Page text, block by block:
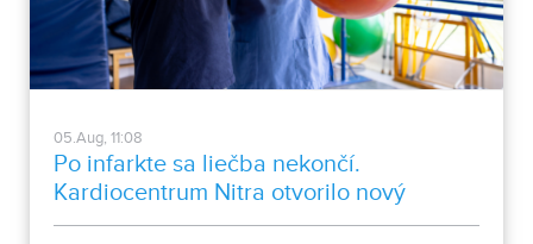
05.Aug, 11:08
Po infarkte sa liečba nekončí.
Kardiocentrum Nitra otvorilo nový
stacionár